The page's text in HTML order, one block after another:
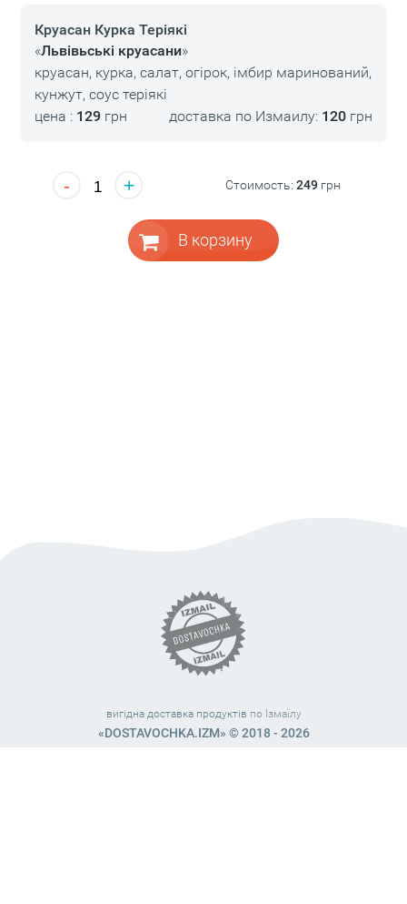
Круасан Курка Теріякі
«Львівьські круасани»
круасан, курка, салат, огірок, імбир маринований,
кунжут, соус теріякі
цена : 129грн доставка по Измаилу: 120 грн
- + Стоимость:249 грн
В корзину
вигідна доставка продуктів по Ізмаїлу
«DOSTAVOCHKA.IZM» © 2018 - 2026